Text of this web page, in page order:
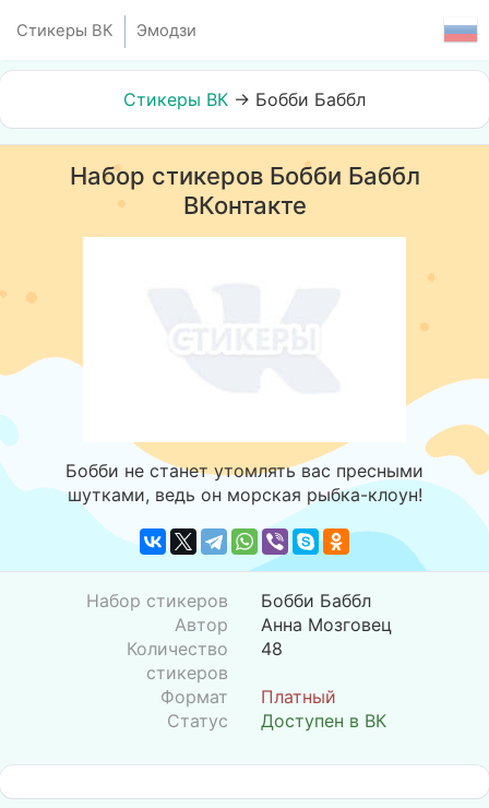
Стикеры ВК Эмодзи
Стикеры ВК → Бобби Баббл
Набор стикеров Бобби Баббл
ВКонтакте
Бобби не станет утомлять вас пресными
шутками, ведь он морская рыбка-клоун!
Набор стикеров
Бобби Баббл
Автор
Анна Мозговец
Количество
стикеров
48
Формат
Платный
Статус
Доступен в ВК